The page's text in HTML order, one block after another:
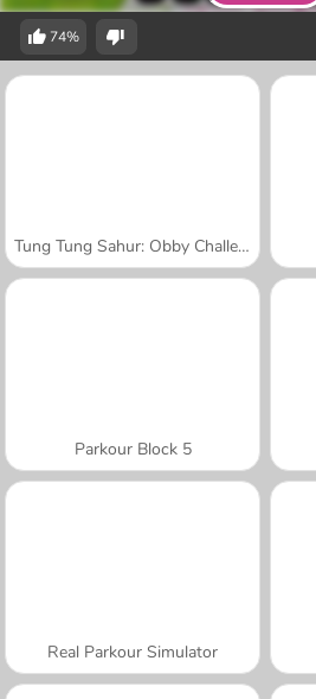
74%
Tung Tung Sahur: Obby Challenge
Parkour Block 5
Real Parkour Simulator